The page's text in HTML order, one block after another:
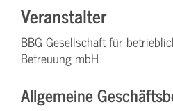
Veranstalter
BBG Gesellschaft für
Betreuung mbH
Allgemeine